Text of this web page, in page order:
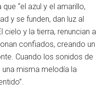
“el azul y el amarillo,
y se funden, dan luz al
cielo y la tierra, renuncian a
confiados, creando un
Cuando los sonidos de
una misma melodía la